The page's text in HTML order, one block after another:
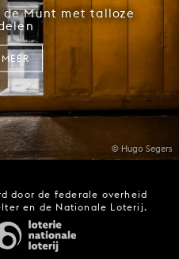
© Hugo Segers
Munt met talloze
door de federale overheid
en de Nationale Loterij.